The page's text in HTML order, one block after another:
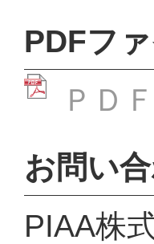
PDFフ
ＰＤ
お問い
PIAA株